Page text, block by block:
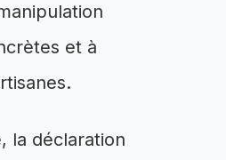
et à
la déclaration